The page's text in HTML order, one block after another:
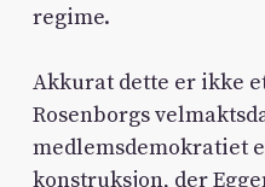
regime.
Akkurat dette er ikke
Rosenborgs
medlemsdemokratiet
konstruksjon, der